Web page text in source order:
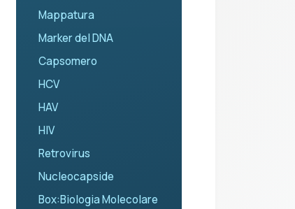
Mappatura
Marker del DNA
Capsomero
HCV
HAV
HIV
Retrovirus
Nucleocapside
Box:Biologia Molecolare